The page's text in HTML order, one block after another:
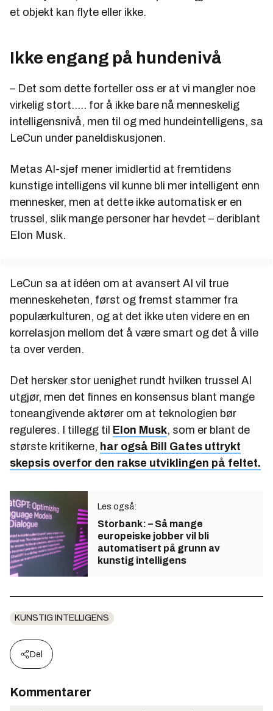
et objekt kan flyte eller ikke.
Ikke engang på hundenivå
– Det som dette forteller oss er at vi mangler noe
virkelig stort..... for å ikke bare nå menneskelig
intelligensnivå, men til og med hundeintelligens, sa
LeCun under paneldiskusjonen.
Metas AI-sjef mener imidlertid at fremtidens
kunstige intelligens vil kunne bli mer intelligent enn
mennesker, men at dette ikke automatisk er en
trussel, slik mange personer har hevdet – deriblant
Elon Musk.
LeCun sa at idéen om at avansert AI vil true
menneskeheten, først og fremst stammer fra
populærkulturen, og at det ikke uten videre en en
korrelasjon mellom det å være smart og det å ville
ta over verden.
Det hersker stor uenighet rundt hvilken trussel AI
utgjør, men det finnes en konsensus blant mange
toneangivende aktører om at teknologien bør
reguleres. I tillegg til Elon Musk, som er blant de
største kritikerne, har også Bill Gates uttrykt
skepsis overfor den rakse utviklingen på feltet.
Les også:
Storbank: – Så mange
europeiske jobber vil bli
automatisert på grunn av
kunstig intelligens
KUNSTIG INTELLIGENS
Del
Kommentarer